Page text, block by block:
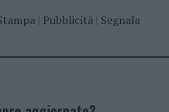
| Pubblicità| Segnala